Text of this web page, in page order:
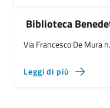
Biblioteca
Via Francesco De Mura
Leggi di più